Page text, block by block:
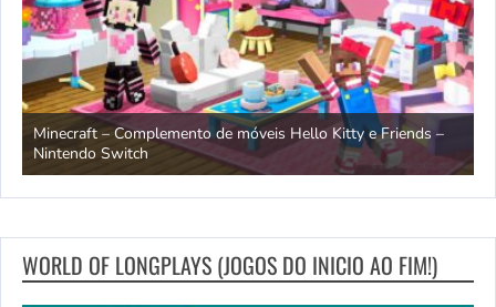
Minecraft – Complemento de móveis Hello Kitty e Friends –
Nintendo Switch
WORLD OF LONGPLAYS (JOGOS DO INICIO AO FIM!)